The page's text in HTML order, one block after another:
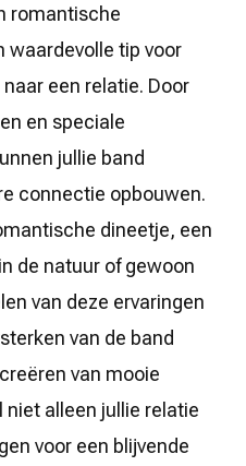
romantische
waardevolle tip voor
een relatie. Door
en speciale
jullie band
connectie opbouwen.
dineetje, een
de natuur of gewoon
van deze ervaringen
van de band
van mooie
niet alleen jullie relatie
voor een blijvende